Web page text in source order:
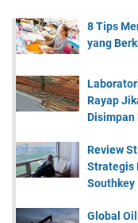
8 Tips
yang
Rayap
Disimpan
Review
Strategis
Southkey
Global